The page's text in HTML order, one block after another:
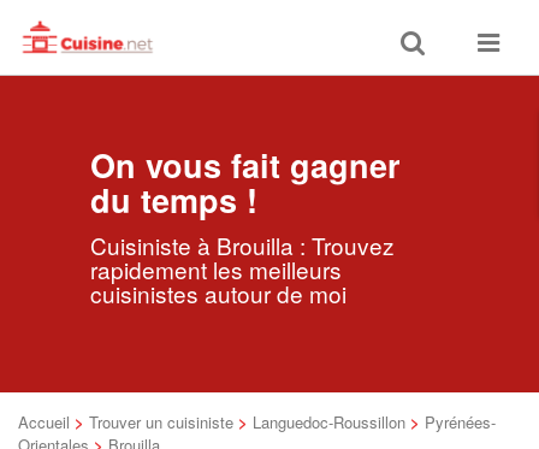
Toggle
search
Toggle
On vous fait gagner
du temps !
Cuisiniste à Brouilla : Trouvez
rapidement les meilleurs
cuisinistes autour de moi
Accueil > Trouver un cuisiniste > Languedoc-Roussillon > Pyrénées-